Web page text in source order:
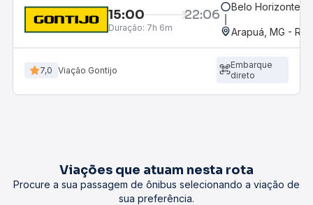
15:00 22:06
Duração: 7h 6m
Belo Horizonte,
Arapuá, MG -
7,0 Viação Gontijo
Embarque
direto
Viações que atuam nesta rota
Procure a sua passagem de ônibus selecionando a viação de
sua preferência.